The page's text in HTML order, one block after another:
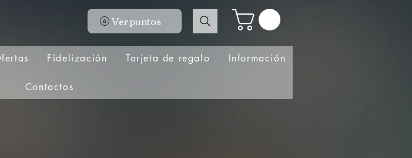
Ver puntos
Fidelización Tarjeta de regalo Información
Contactos